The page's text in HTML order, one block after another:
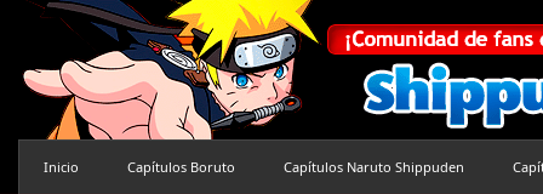
Inicio Capítulos Boruto Capítulos Naruto Shippuden